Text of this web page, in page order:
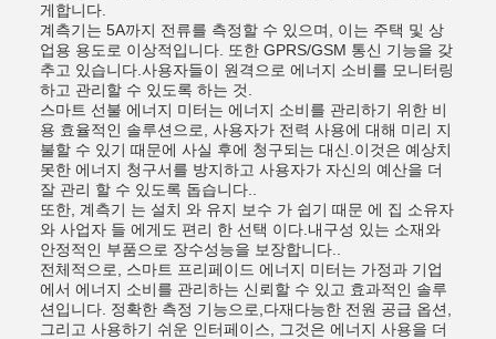
게합니다.
계측기는 5A까지 전류를 측정할 수 있으며, 이는 주택 및 상
업용 용도로 이상적입니다. 또한 GPRS/GSM 통신 기능을 갖
추고 있습니다.사용자들이 원격으로 에너지 소비를 모니터링
하고 관리할 수 있도록 하는 것.
스마트 선불 에너지 미터는 에너지 소비를 관리하기 위한 비
용 효율적인 솔루션으로, 사용자가 전력 사용에 대해 미리 지
불할 수 있기 때문에 사실 후에 청구되는 대신.이것은 예상치
못한 에너지 청구서를 방지하고 사용자가 자신의 예산을 더
잘 관리 할 수 있도록 돕습니다..
또한, 계측기 는 설치 와 유지 보수 가 쉽기 때문 에 집 소유자
와 사업자 들 에게도 편리 한 선택 이다.내구성 있는 소재와
안정적인 부품으로 장수성능을 보장합니다..
전체적으로, 스마트 프리페이드 에너지 미터는 가정과 기업
에서 에너지 소비를 관리하는 신뢰할 수 있고 효과적인 솔루
션입니다. 정확한 측정 기능으로,다재다능한 전원 공급 옵션,
그리고 사용하기 쉬운 인터페이스, 그것은 에너지 사용을 더